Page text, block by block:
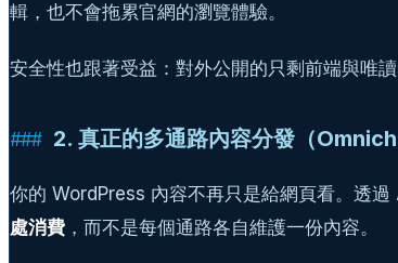
輯，也不會拖累官網的瀏覽體驗。
安全性也跟著受益：對外公開的只剩前端與唯
2. 真正的多通路內容分發（
你的 WordPress 內容不再只是給網頁看。透
處消費 ，而不是每個通路各自維護一份內容。